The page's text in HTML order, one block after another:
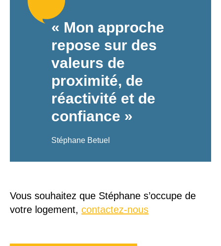
« Mon approche
repose sur des
valeurs de
proximité, de
réactivité et de
confiance »
Stéphane Betuel
Vous souhaitez que Stéphane s’occupe de
votre logement, contactez-nous